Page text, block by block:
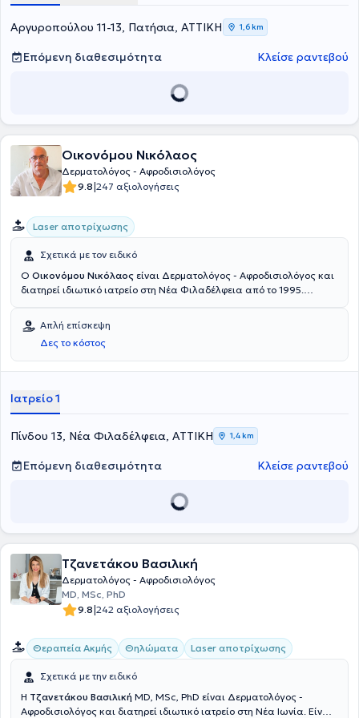
Αργυροπούλου 11-13, Πατήσια, ΑΤΤΙΚΗ 1,6 km
Επόμενη διαθεσιμότητα Κλείσε ραντεβού
Οικονόμου Νικόλαος
Δερματολόγος - Αφροδισιολόγος
9.8|247 αξιολογήσεις
Laser αποτρίχωσης
Σχετικά με τον ειδικό
Ο Οικονόμου Νικόλαος είναι Δερματολόγος - Αφροδισιολόγος και
διατηρεί ιδιωτικό ιατρείο στη Νέα Φιλαδέλφεια από το 1995.
παθήσεων και ειδικεύεται σε παθήσεις, όπως η ακμή, οι
μυρμηγκιές, τα θηλώματα, τα κονδυλώματα, η ψωρίαση, οι
καρκίνοι του δέρματος και η λεύκη. Κατά το παρελθόν, έχει
διατελέσει Συνεργάτης του Νοσοκομείου Δερματικών και
ιατρείο εφαρμόζονται όλες οι τεχνικές της κλινικής και αισθητικής
δερματολογίας για την αντιμετώπιση της τριχόπτωσης, των
παιδοδερματολογίας και για την αφαίρεση σπίλων, αλλά
αναλαμβάνει και αποτριχώσεις, θεραπείες laser και παθήσεων
ονύχων.
Απλή επίσκεψη
Δες το κόστος
Ιατρείο 1
Πίνδου 13, Νέα Φιλαδέλφεια, ΑΤΤΙΚΗ 1,4 km
Επόμενη διαθεσιμότητα Κλείσε ραντεβού
Τζανετάκου Βασιλική
Δερματολόγος - Αφροδισιολόγος
MD, MSc, PhD
9.8|242 αξιολογήσεις
Θεραπεία Ακμής Θηλώματα Laser αποτρίχωσης
Σχετικά με την ειδικό
H Τζανετάκου Βασιλική MD, MSc, PhD είναι Δερματολόγος -
Αφροδισιολόγος και διατηρεί ιδιωτικό ιατρείο στη Νέα Ιωνία. Είναι